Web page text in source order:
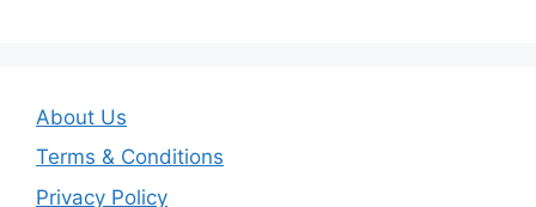
About Us
Terms & Conditions
Privacy Policy